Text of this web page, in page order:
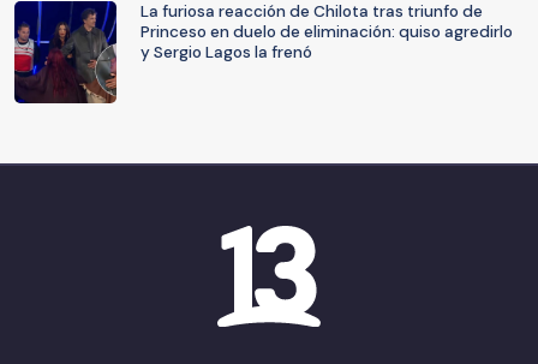
La furiosa reacción de Chilota tras triunfo de
Princeso en duelo de eliminación: quiso agredirlo
y Sergio Lagos la frenó